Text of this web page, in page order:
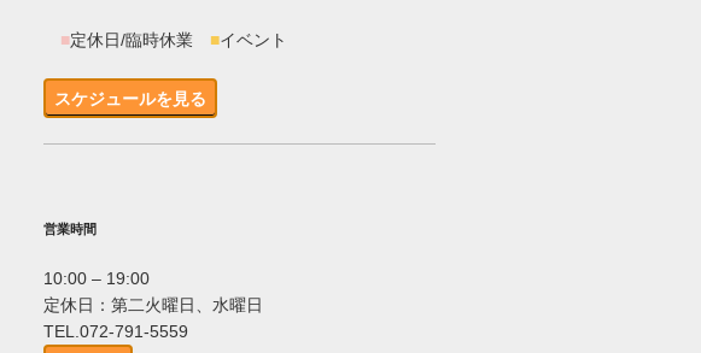
■定休日/臨時休業 ■イベント
スケジュールを見る
営業時間
10:00 – 19:00
定休日：第二火曜日、水曜日
TEL.072-791-5559